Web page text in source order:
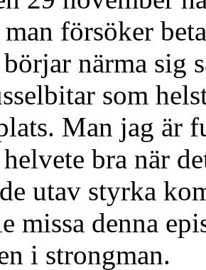
försöker
närma sig
som
Man jag är
bra när
utav styrka
missa denna
i strongman.